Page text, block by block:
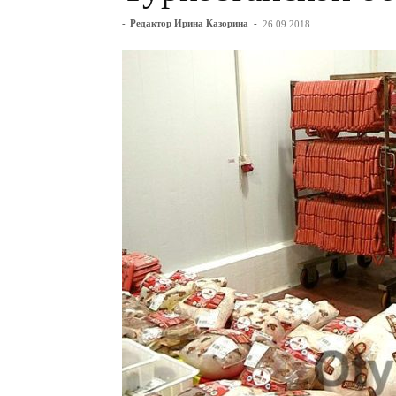
- Редактор Ирина Казорина - 26.09.2018